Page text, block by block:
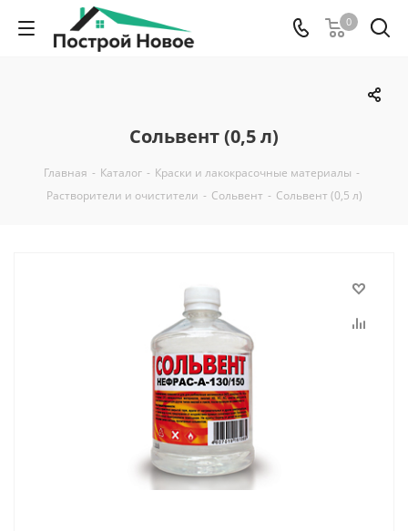
0
Сольвент (0,5 л)
Главная - Каталог - Краски и лакокрасочные материалы -
Растворители и очистители - Сольвент - Сольвент (0,5 л)